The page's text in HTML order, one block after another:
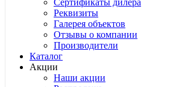
Сертификаты дилера
Реквизиты
Галерея объектов
Отзывы о компании
Производители
Каталог
Акции
Наши акции